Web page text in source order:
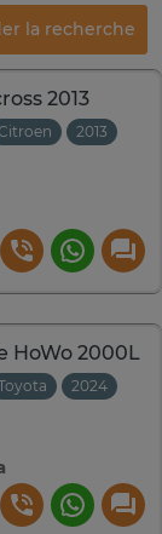
la recherche
2013
2013
HoWo 2000L
2024